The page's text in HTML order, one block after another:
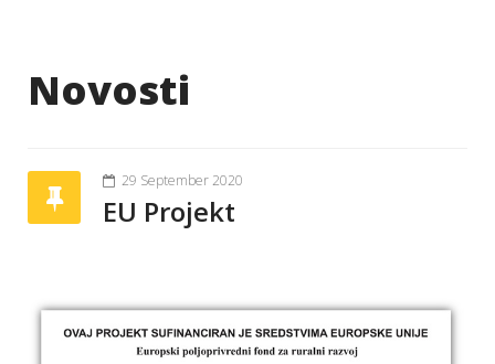
Novosti
29 September 2020
EU Projekt